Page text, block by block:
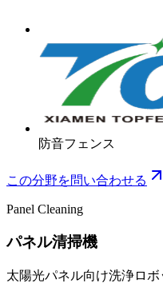
防音フェンス
この分野を問い合わせる
Panel Cleaning
パネル清掃機
太陽光パネル向け洗浄ロ